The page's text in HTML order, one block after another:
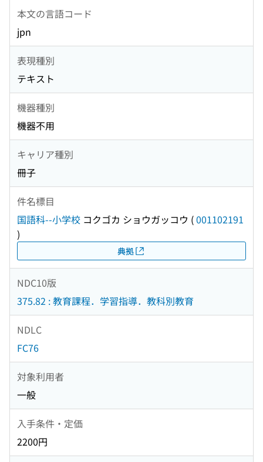
本文の言語コード
jpn
表現種別
テキスト
機器種別
機器不用
キャリア種別
冊子
件名標目
国語科--小学校 コクゴカ ショウガッコウ (001102191
)
典拠
NDC10版
375.82 : 教育課程．学習指導．教科別教育
NDLC
FC76
対象利用者
一般
入手条件・定価
2200円